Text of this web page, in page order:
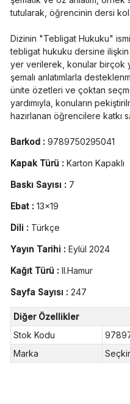
tutularak, öğrencinin dersi
Dizinin "Tebligat Hukuku"
tebligat hukuku dersine
yer verilerek, konular birçok
şemalı anlatımlarla
ünite özetleri ve çoktan
yardımıyla, konuların
hazırlanan öğrencilere katkı
Barkod : 9789750295041
Kapak Türü : Karton Kapaklı
Baskı Sayısı : 7
Ebat : 13x19
Dili : Türkçe
Yayın Tarihi : Eylül 2024
Kağıt Türü : II.Hamur
Sayfa Sayısı : 247
Diğer Özellikler
Stok Kodu
Marka